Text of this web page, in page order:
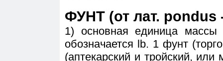
ФУНТ (от лат. pondus
1) основная единица массы
обозначается lb. 1 фунт
(аптекарский и тройский,